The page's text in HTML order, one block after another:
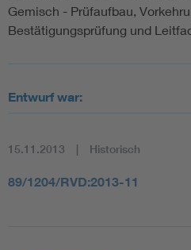
Gemisch - Prüfaufbau,
Bestätigungsprüfung und
Entwurf war:
15.11.2013 Historisch
89/1204/RVD:2013-11